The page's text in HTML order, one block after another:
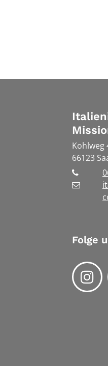
Kohlweg
66123
Folge